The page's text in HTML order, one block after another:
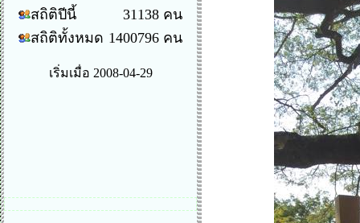
สถิติปีนี้
สถิติทั้งหมด
31138 คน
1400796 คน
เริ่มเมื่อ 2008-04-29